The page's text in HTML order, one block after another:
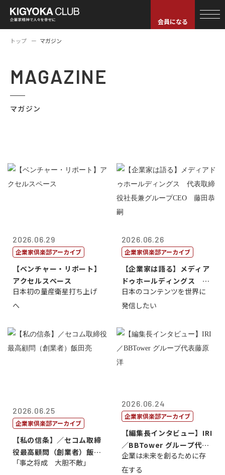
会員になる
トップ マガジン
MAGAZINE
マガジン
2026.06.29
企業家倶楽部アーカイブ
【ベンチャー・リポート】
アクセルスペース
日本初の量産衛星打ち上げ
へ
2026.06.26
企業家倶楽部アーカイブ
【企業家は語る】メディア
ドゥホールディングス 代
表取締役社長...
日本のコンテンツを世界に
発信したい
2026.06.25
企業家倶楽部アーカイブ
【私の信条】／セコム取締
役最高顧問（創業者）飯田
亮
「事之将成 大胆不敵」
2026.06.24
企業家倶楽部アーカイブ
【編集長インタビュー】IRI
／BBTower グループ代表
藤...
企業は未来を創るために存
在する